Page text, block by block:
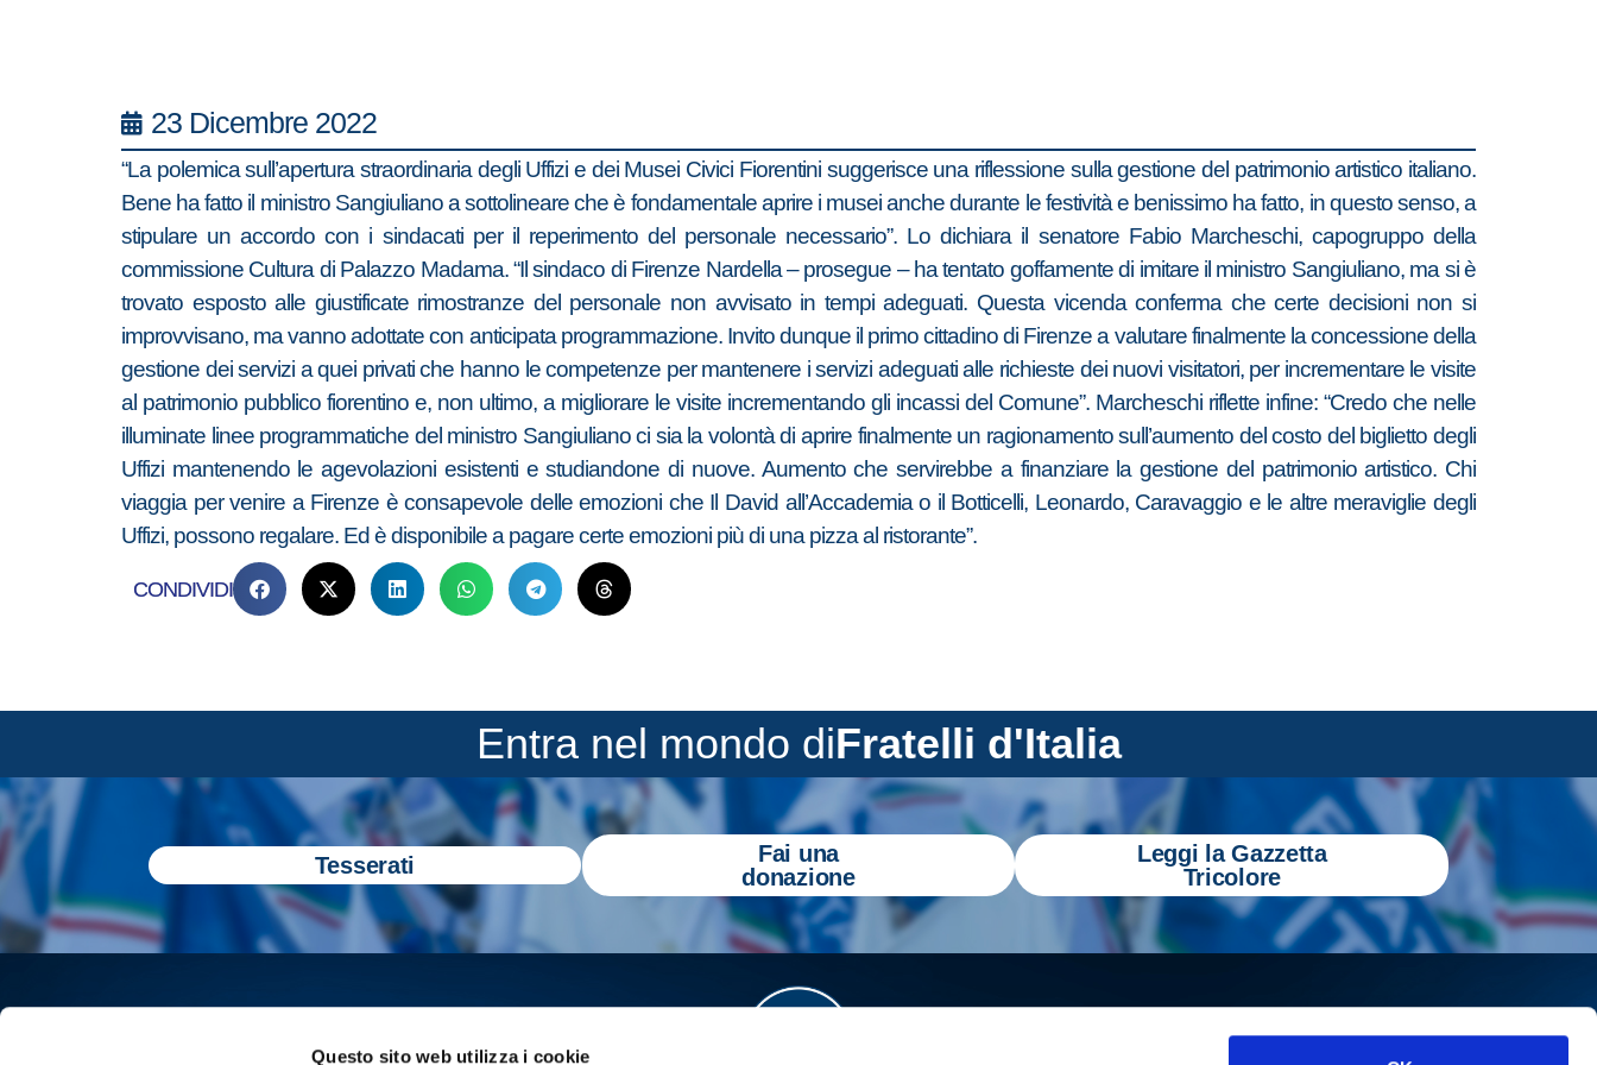
Questo sito web utilizza i cookie
23 Dicembre 2022
“La polemica sull’apertura straordinaria degli Uffizi e dei Musei Civici Fiorentini suggerisce una riflessione sulla gestione del patrimonio artistico italiano.
Bene ha fatto il ministro Sangiuliano a sottolineare che è fondamentale aprire i musei anche durante le festività e benissimo ha fatto, in questo senso, a
stipulare un accordo con i sindacati per il reperimento del personale necessario”. Lo dichiara il senatore Fabio Marcheschi, capogruppo della
commissione Cultura di Palazzo Madama. “Il sindaco di Firenze Nardella – prosegue – ha tentato goffamente di imitare il ministro Sangiuliano, ma si è
trovato esposto alle giustificate rimostranze del personale non avvisato in tempi adeguati. Questa vicenda conferma che certe decisioni non si
improvvisano, ma vanno adottate con anticipata programmazione. Invito dunque il primo cittadino di Firenze a valutare finalmente la concessione della
gestione dei servizi a quei privati che hanno le competenze per mantenere i servizi adeguati alle richieste dei nuovi visitatori, per incrementare le visite
al patrimonio pubblico fiorentino e, non ultimo, a migliorare le visite incrementando gli incassi del Comune”. Marcheschi riflette infine: “Credo che nelle
illuminate linee programmatiche del ministro Sangiuliano ci sia la volontà di aprire finalmente un ragionamento sull’aumento del costo del biglietto degli
Uffizi mantenendo le agevolazioni esistenti e studiandone di nuove. Aumento che servirebbe a finanziare la gestione del patrimonio artistico. Chi
viaggia per venire a Firenze è consapevole delle emozioni che Il David all’Accademia o il Botticelli, Leonardo, Caravaggio e le altre meraviglie degli
Uffizi, possono regalare. Ed è disponibile a pagare certe emozioni più di una pizza al ristorante”.
CONDIVIDI
Entra nel mondo diFratelli d'Italia
Tesserati
Fai una
donazione
Leggi la Gazzetta
Tricolore